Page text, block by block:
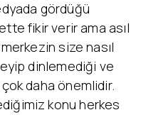
gördüğü
fikir verir ama asıl
size nasıl
dinlemediği ve
daha önemlidir.
konu herkes